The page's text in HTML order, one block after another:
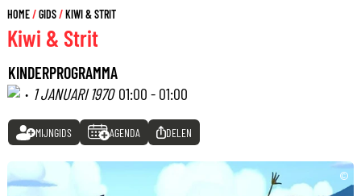
HOME GIDS KIWI & STRIT
Kiwi & Strit
KINDERPROGRAMMA
· 1 JANUARI 1970 01:00 - 01:00
MIJNGIDS AGENDA DELEN
©